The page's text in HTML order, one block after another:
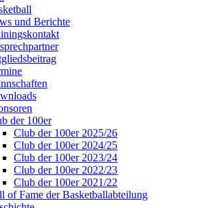
und Berichte
der 100er
Club der 100er 2025/26
Club der 100er 2024/25
Club der 100er 2023/24
Club der 100er 2022/23
Club der 100er 2021/22
of Fame der Basketballabteilung